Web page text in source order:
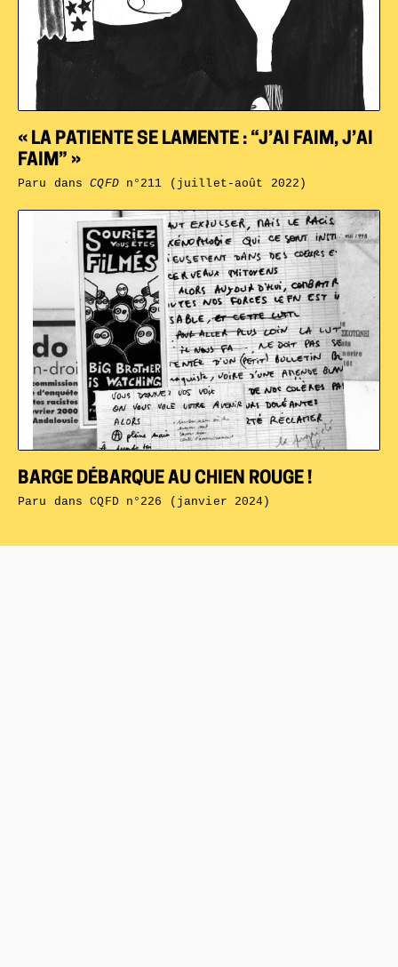
BARGE DÉBARQUE AU CHIEN ROUGE !
Paru dansCQFD n°226 (janvier 2024)
« LA PATIENTE SE LAMENTE : “J’AI FAIM, J’AI
FAIM” »
Paru dansCQFDn°211 (juillet-août 2022)